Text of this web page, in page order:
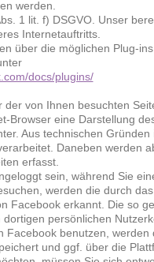
werden.
1 lit. f) DSGVO. Unser
Internetauftritts.
über die möglichen Plug-
docs/plugins/
der von Ihnen besuchten
Browser eine Darstellung
Aus technischen
Daneben werden
erfasst.
sein, während Sie
werden die durch
Facebook erkannt. Die so
persönlichen
Facebook benutzen,
und ggf. über die